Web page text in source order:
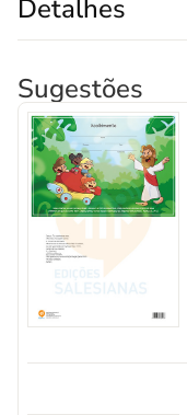
Detalhes
Sugestões